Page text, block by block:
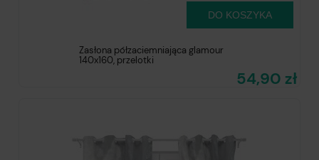
Zasłona półzaciemniająca glamour
140x160, przelotki
54,90 zł
DO KOSZYKA